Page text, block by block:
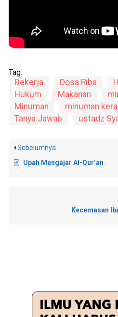
Tag:
Bekerja Dosa Riba
Hukum
Makanan
Minuman
minuman
Tanya Jawab
ustadz
Sebelumnya
Upah Mengajar Al-Qur’an
Kecemasan